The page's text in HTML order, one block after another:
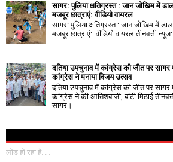
सागर: पुलिया क्षतिग्रस्त : जान जोखिम में
मजबूर छात्राएं: वीडियो वायरल
सागर: पुलिया क्षतिग्रस्त : जान जोखिम में
मजबूर छात्राएं: वीडियो वायरल तीनबत्ती
दतिया उपचुनाव में कांग्रेस की जीत पर
कांग्रेस ने मनाया विजय उत्सव
दतिया उपचुनाव में कांग्रेस की जीत पर
कांग्रेस ने की आतिशबाजी, बांटी मिठाई
सागर।...
लोड हो रहा है. . .